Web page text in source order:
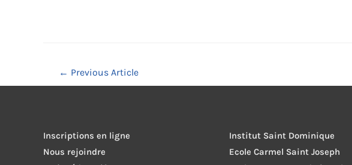
Navigation
← Previous Article
Inscriptions en ligne
Nous rejoindre
Institut Saint Dominique
Ecole Carmel Saint Joseph